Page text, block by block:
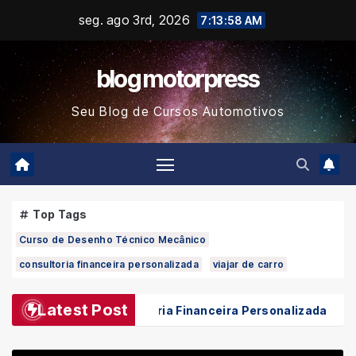
content
seg. ago 3rd, 2026 7:13:59 AM
blog motorpress
Seu Blog de Cursos Automotivos
Top Tags
Curso de Desenho Técnico Mecânico
consultoria financeira personalizada viajar de carro
Latest Post
Consultoria Financeira Personalizada Porque